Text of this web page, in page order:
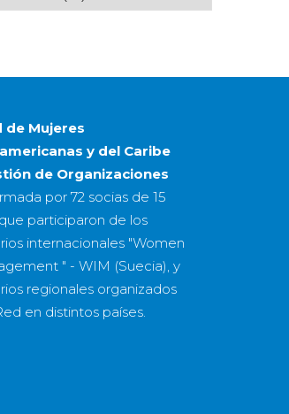
de Mujeres
y del Caribe
de Organizaciones
por 72 sociasde 15
participaron de los
internacionales "Women
" - WIM (Suecia), y
regionales organizados
en distintos países.